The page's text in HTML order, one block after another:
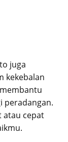
juga
kekebalan
peradangan.
atau cepat